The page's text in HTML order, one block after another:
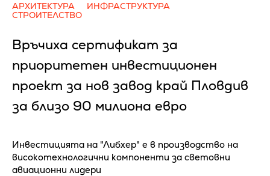
АРХИТЕКТУРА
ИНФРАСТРУКТУРА
СТРОИТЕЛСТВО
Връчиха сертификат за
приоритетен инвестиционен
проект за нов завод край Пловдив
за близо 90 милиона евро
Инвестицията на "Либхер" е в производство на
високотехнологични компоненти за световни
авиационни лидери